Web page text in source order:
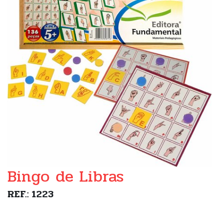
Bingo de Libras
REF.: 1223